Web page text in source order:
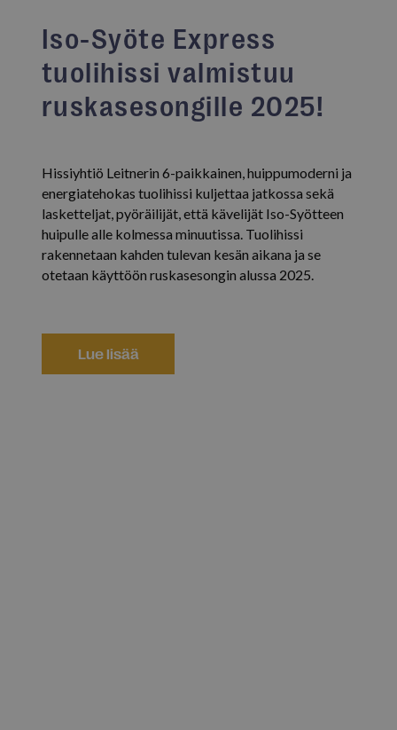
Iso-Syöte Express
tuolihissi valmistuu
ruskasesongille 2025!
Hissiyhtiö Leitnerin 6-paikkainen, huippumoderni ja
energiatehokas tuolihissi kuljettaa jatkossa sekä
lasketteljat, pyöräilijät, että kävelijät Iso-Syötteen
huipulle alle kolmessa minuutissa. Tuolihissi
rakennetaan kahden tulevan kesän aikana ja se
otetaan käyttöön ruskasesongin alussa 2025.
Lue lisää